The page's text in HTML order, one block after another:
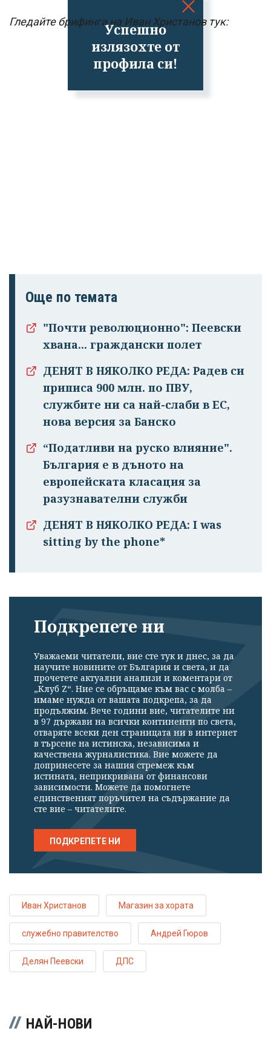
Успешно
излязохте от
профила си!
Гледайте брифинга на Иван Христанов тук:
Още по темата
"Почти революционно": Пеевски
хвана... граждански полет
ДЕНЯТ В НЯКОЛКО РЕДА: Радев си
приписа 900 млн. по ПВУ,
службите ни са най-слаби в ЕС,
нова версия за Банско
“Податливи на руско влияние".
България е в дъното на
европейската класация за
разузнавателни служби
ДЕНЯТ В НЯКОЛКО РЕДА: I was
sitting by the phone*
Подкрепете ни
Уважаеми читатели, вие сте тук и днес, за да
научите новините от България и света, и да
прочетете актуални анализи и коментари от
„Клуб Z“. Ние се обръщаме към вас с молба –
имаме нужда от вашата подкрепа, за да
продължим. Вече години вие, читателите ни
в 97 държави на всички континенти по света,
отваряте всеки ден страницата ни в интернет
в търсене на истинска, независима и
качествена журналистика. Вие можете да
допринесете за нашия стремеж към
истината, неприкривана от финансови
зависимости. Можете да помогнете
единственият поръчител на съдържание да
сте вие – читателите.
ПОДКРЕПЕТЕ НИ
Иван Христанов Магазин за хората
служебно правителство Андрей Гюров
Делян Пеевски ДПС
НАЙ-НОВИ